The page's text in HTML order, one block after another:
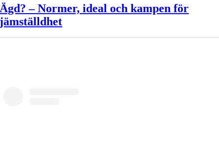
Ägd? – Normer, ideal och kampen för
jämställdhet